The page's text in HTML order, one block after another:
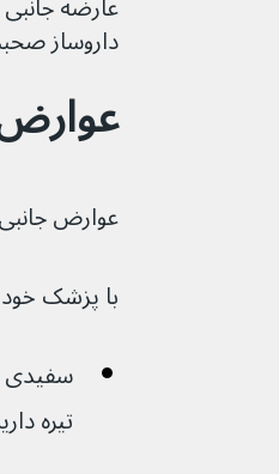
داروساز
عوارض جانبی جدی
با پزشک
تیره دارید - اینها